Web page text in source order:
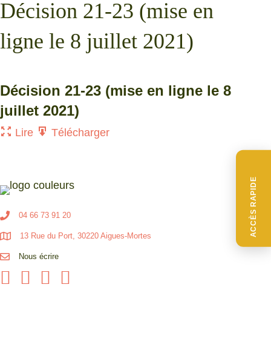
ACCÈS RAPIDE
Décision 21-23 (mise en
ligne le 8 juillet 2021)
Décision 21-23 (mise en ligne le 8
juillet 2021)
Lire Télécharger
04 66 73 91 20
13 Rue du Port, 30220 Aigues-Mortes
Nous écrire